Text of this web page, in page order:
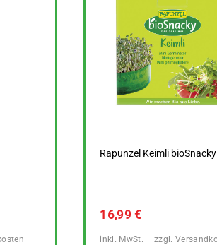
Rapunzel Keimli bioSnacky
16,99€